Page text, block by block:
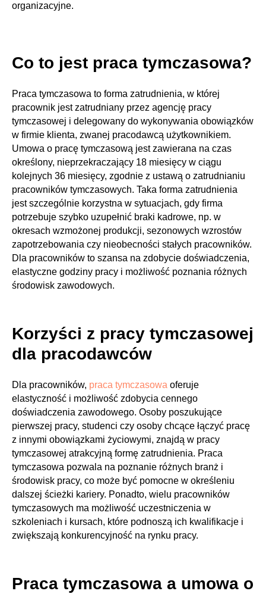
organizacyjne.
Co to jest praca tymczasowa?
Praca tymczasowa to forma zatrudnienia, w której
pracownik jest zatrudniany przez agencję pracy
tymczasowej i delegowany do wykonywania obowiązków
w firmie klienta, zwanej pracodawcą użytkownikiem.
Umowa o pracę tymczasową jest zawierana na czas
określony, nieprzekraczający 18 miesięcy w ciągu
kolejnych 36 miesięcy, zgodnie z ustawą o zatrudnianiu
pracowników tymczasowych. Taka forma zatrudnienia
jest szczególnie korzystna w sytuacjach, gdy firma
potrzebuje szybko uzupełnić braki kadrowe, np. w
okresach wzmożonej produkcji, sezonowych wzrostów
zapotrzebowania czy nieobecności stałych pracowników.
Dla pracowników to szansa na zdobycie doświadczenia,
elastyczne godziny pracy i możliwość poznania różnych
środowisk zawodowych.
Korzyści z pracy tymczasowej
dla pracodawców
Dla pracowników, praca tymczasowa oferuje
elastyczność i możliwość zdobycia cennego
doświadczenia zawodowego. Osoby poszukujące
pierwszej pracy, studenci czy osoby chcące łączyć pracę
z innymi obowiązkami życiowymi, znajdą w pracy
tymczasowej atrakcyjną formę zatrudnienia. Praca
tymczasowa pozwala na poznanie różnych branż i
środowisk pracy, co może być pomocne w określeniu
dalszej ścieżki kariery. Ponadto, wielu pracowników
tymczasowych ma możliwość uczestniczenia w
szkoleniach i kursach, które podnoszą ich kwalifikacje i
zwiększają konkurencyjność na rynku pracy.
Praca tymczasowa a umowa o